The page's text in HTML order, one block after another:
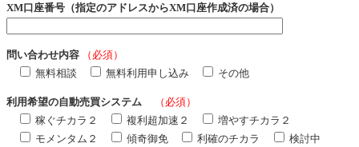
XM口座番号（指定のアドレスからXM口座作成済の場合）
問い合わせ内容
（必須）
無料相談
無料利用申し込み その他
利用希望の自動売買システム
（必須）
稼ぐチカラ２
複利超加速２
増やすチカラ２
モメンタム２
傾奇御免 利確のチカラ
検討中